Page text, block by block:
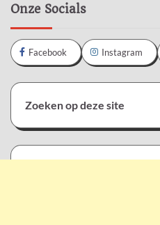
Onze Socials
Facebook Instagram
Zoeken op deze site